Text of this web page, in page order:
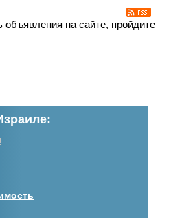
объявления на сайте, пройдите